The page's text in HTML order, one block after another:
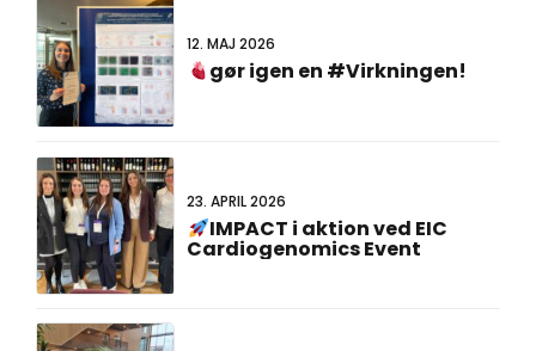
12. MAJ 2026
gør igen en #Virkningen!
23. APRIL 2026
IMPACT i aktion ved EIC
Cardiogenomics Event